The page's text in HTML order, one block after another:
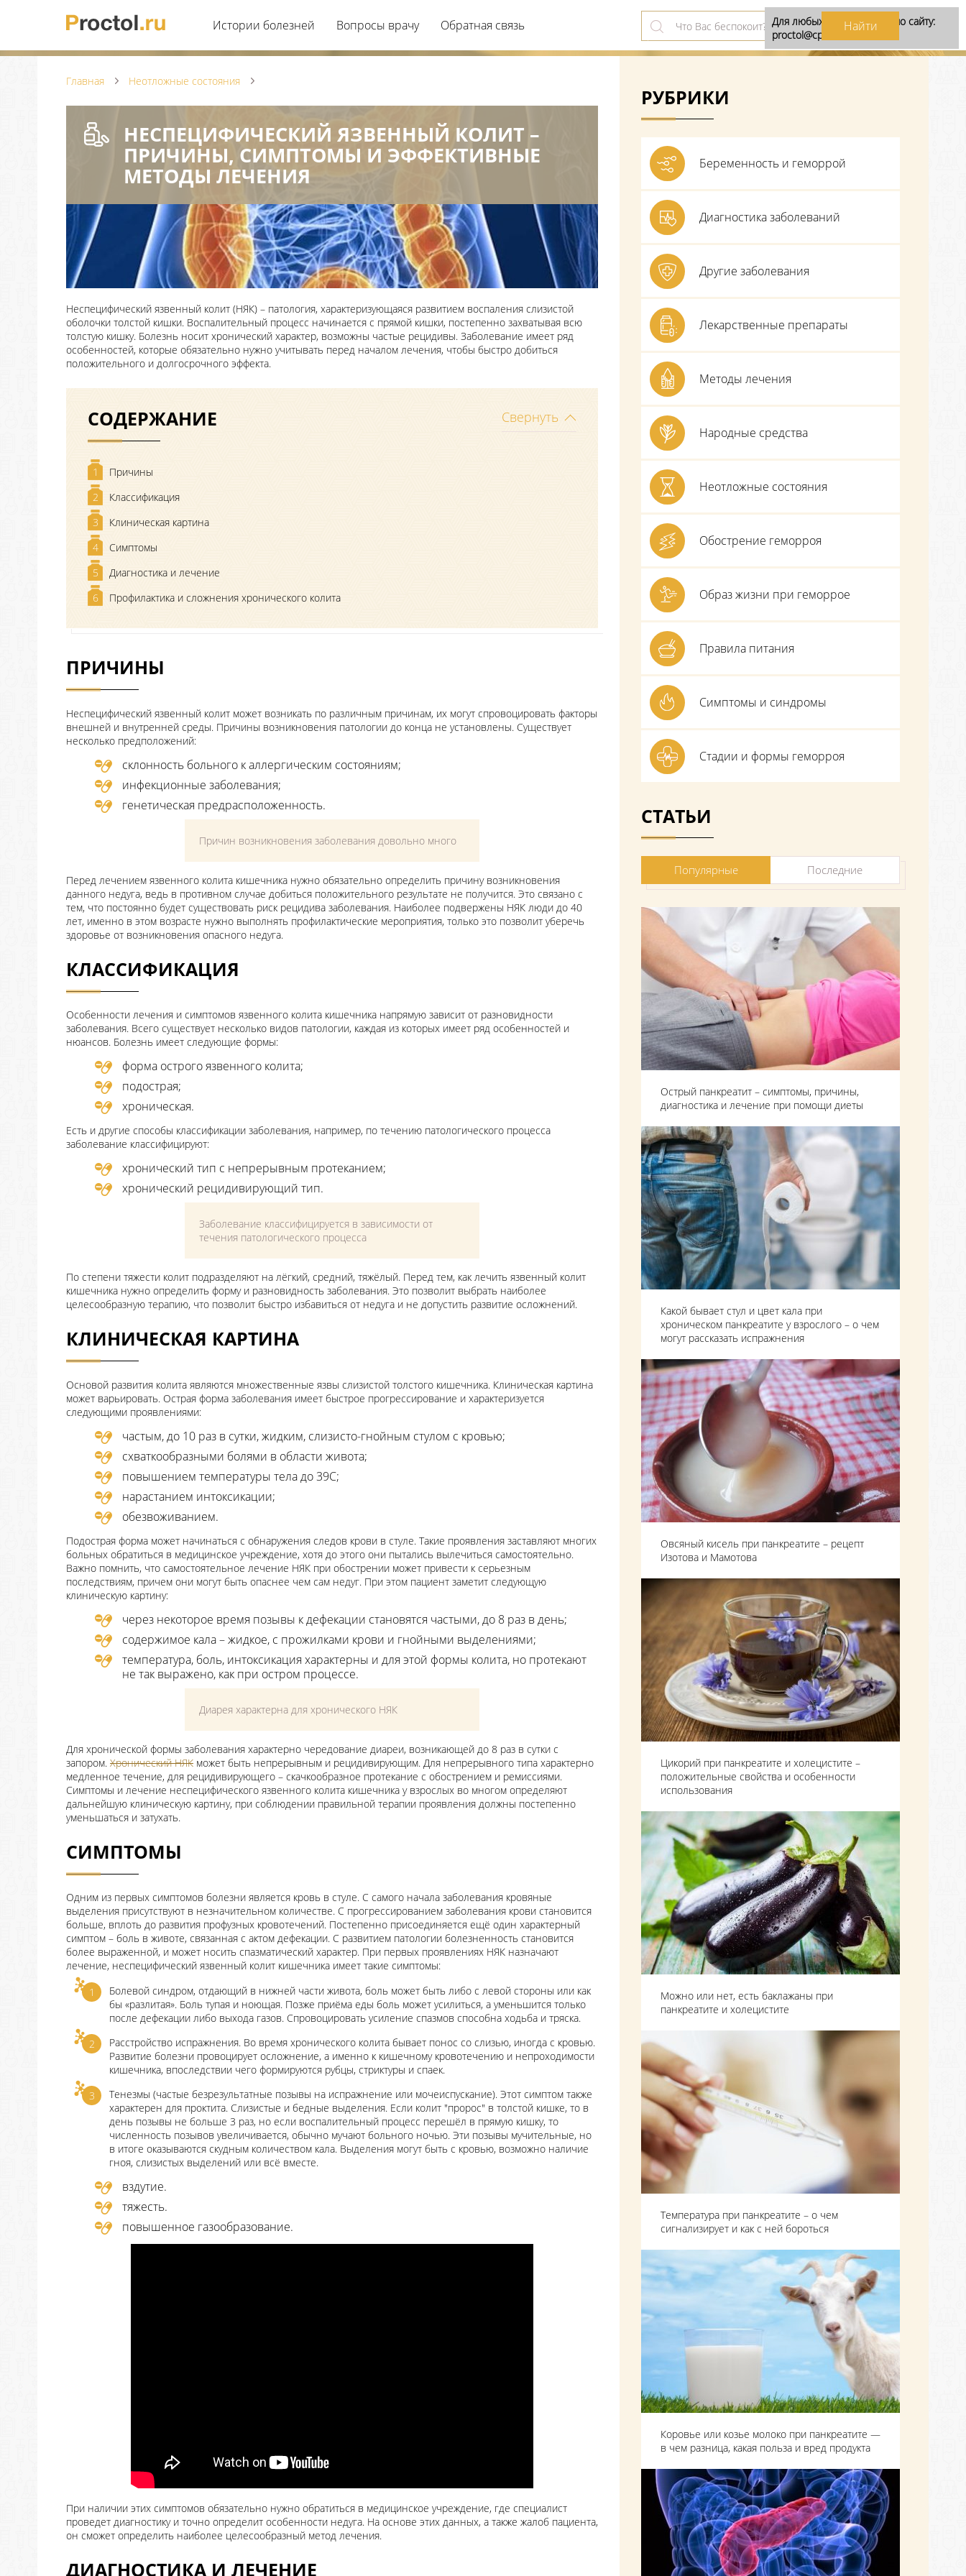
Истории болезней Вопросы врачу Обратная связь
Главная Неотложные состояния
НЕСПЕЦИФИЧЕСКИЙ ЯЗВЕННЫЙ КОЛИТ –
ПРИЧИНЫ, СИМПТОМЫ И ЭФФЕКТИВНЫЕ
МЕТОДЫ ЛЕЧЕНИЯ
Неспецифический язвенный колит (НЯК) – патология, характеризующаяся развитием воспаления слизистой
оболочки толстой кишки. Воспалительный процесс начинается с прямой кишки, постепенно захватывая всю
толстую кишку. Болезнь носит хронический характер, возможны частые рецидивы. Заболевание имеет ряд
особенностей, которые обязательно нужно учитывать перед началом лечения, чтобы быстро добиться
положительного и долгосрочного эффекта.
Свернуть
СОДЕРЖАНИЕ
1
Причины
2
Классификация
3
Клиническая картина
4
Симптомы
5
Диагностика и лечение
6
Профилактика и сложнения хронического колита
ПРИЧИНЫ
Неспецифический язвенный колит может возникать по различным причинам, их могут спровоцировать факторы
внешней и внутренней среды. Причины возникновения патологии до конца не установлены. Существует
несколько предположений:
склонность больного к аллергическим состояниям;
инфекционные заболевания;
генетическая предрасположенность.
Причин возникновения заболевания довольно много
Перед лечением язвенного колита кишечника нужно обязательно определить причину возникновения
данного недуга, ведь в противном случае добиться положительного результате не получится. Это связано с
тем, что постоянно будет существовать риск рецидива заболевания. Наиболее подвержены НЯК люди до 40
лет, именно в этом возрасте нужно выполнять профилактические мероприятия, только это позволит уберечь
здоровье от возникновения опасного недуга.
КЛАССИФИКАЦИЯ
Особенности лечения и симптомов язвенного колита кишечника напрямую зависит от разновидности
заболевания. Всего существует несколько видов патологии, каждая из которых имеет ряд особенностей и
нюансов. Болезнь имеет следующие формы:
форма острого язвенного колита;
подострая;
хроническая.
Есть и другие способы классификации заболевания, например, по течению патологического процесса
заболевание классифицируют:
хронический тип с непрерывным протеканием;
хронический рецидивирующий тип.
Заболевание классифицируется в зависимости от
течения патологического процесса
По степени тяжести колит подразделяют на лёгкий, средний, тяжёлый. Перед тем, как лечить язвенный колит
кишечника нужно определить форму и разновидность заболевания. Это позволит выбрать наиболее
целесообразную терапию, что позволит быстро избавиться от недуга и не допустить развитие осложнений.
КЛИНИЧЕСКАЯ КАРТИНА
Основой развития колита являются множественные язвы слизистой толстого кишечника. Клиническая картина
может варьировать. Острая форма заболевания имеет быстрое прогрессирование и характеризуется
следующими проявлениями:
частым, до 10 раз в сутки, жидким, слизисто-гнойным стулом с кровью;
схваткообразными болями в области живота;
повышением температуры тела до 39С;
нарастанием интоксикации;
обезвоживанием.
Подострая форма может начинаться с обнаружения следов крови в стуле. Такие проявления заставляют многих
больных обратиться в медицинское учреждение, хотя до этого они пытались вылечиться самостоятельно.
Важно помнить, что самостоятельное лечение НЯК при обострении может привести к серьезным
последствиям, причем они могут быть опаснее чем сам недуг. При этом пациент заметит следующую
клиническую картину:
через некоторое время позывы к дефекации становятся частыми, до 8 раз в день;
содержимое кала – жидкое, с прожилками крови и гнойными выделениями;
температура, боль, интоксикация характерны и для этой формы колита, но протекают
не так выражено, как при остром процессе.
Диарея характерна для хронического НЯК
Для хронической формы заболевания характерно чередование диареи, возникающей до 8 раз в сутки с
запором. Хронический НЯК может быть непрерывным и рецидивирующим. Для непрерывного типа характерно
медленное течение, для рецидивирующего – скачкообразное протекание с обострением и ремиссиями.
Симптомы и лечение неспецифического язвенного колита кишечника у взрослых во многом определяют
дальнейшую клиническую картину, при соблюдении правильной терапии проявления должны постепенно
уменьшаться и затухать.
СИМПТОМЫ
Одним из первых симптомов болезни является кровь в стуле. С самого начала заболевания кровяные
выделения присутствуют в незначительном количестве. С прогрессированием заболевания крови становится
больше, вплоть до развития профузных кровотечений. Постепенно присоединяется ещё один характерный
симптом – боль в животе, связанная с актом дефекации. С развитием патологии болезненность становится
более выраженной, и может носить спазматический характер. При первых проявлениях НЯК назначают
лечение, неспецифический язвенный колит кишечника имеет такие симптомы:
Болевой синдром, отдающий в нижней части живота, боль может быть либо с левой стороны или как
бы «разлитая». Боль тупая и ноющая. Позже приёма еды боль может усилиться, а уменьшится только
после дефекации либо выхода газов. Спровоцировать усиление спазмов способна ходьба и тряска.
Расстройство испражнения. Во время хронического колита бывает понос со слизью, иногда с кровью.
Развитие болезни провоцирует осложнение, а именно к кишечному кровотечению и непроходимости
кишечника, впоследствии чего формируются рубцы, стриктуры и спаек.
Тенезмы (частые безрезультатные позывы на испражнение или мочеиспускание). Этот симптом также
характерен для проктита. Слизистые и бедные выделения. Если колит "пророс" в толстой кишке, то в
день позывы не больше 3 раз, но если воспалительный процесс перешёл в прямую кишку, то
численность позывов увеличивается, обычно мучают больного ночью. Эти позывы мучительные, но
в итоге оказываются скудным количеством кала. Выделения могут быть с кровью, возможно наличие
гноя, слизистых выделений или всё вместе.
вздутие.
тяжесть.
повышенное газообразование.
При наличии этих симптомов обязательно нужно обратиться в медицинское учреждение, где специалист
проведет диагностику и точно определит особенности недуга. На основе этих данных, а также жалоб пациента,
он сможет определить наиболее целесообразный метод лечения.
ДИАГНОСТИКА И ЛЕЧЕНИЕ
РУБРИКИ
Беременность и геморрой
Диагностика заболеваний
Другие заболевания
Лекарственные препараты
Методы лечения
Народные средства
Неотложные состояния
Обострение геморроя
Образ жизни при геморрое
Правила питания
Симптомы и синдромы
Стадии и формы геморроя
СТАТЬИ
Популярные Последние
Острый панкреатит – симптомы, причины,
диагностика и лечение при помощи диеты
Какой бывает стул и цвет кала при
хроническом панкреатите у взрослого – о чем
могут рассказать испражнения
Овсяный кисель при панкреатите – рецепт
Изотова и Мамотова
Цикорий при панкреатите и холецистите –
положительные свойства и особенности
использования
Можно или нет, есть баклажаны при
панкреатите и холецистите
Температура при панкреатите – о чем
сигнализирует и как с ней бороться
Коровье или козье молоко при панкреатите —
в чем разница, какая польза и вред продукта
Для любых предложений по сайту:
proctol@cp9.ru